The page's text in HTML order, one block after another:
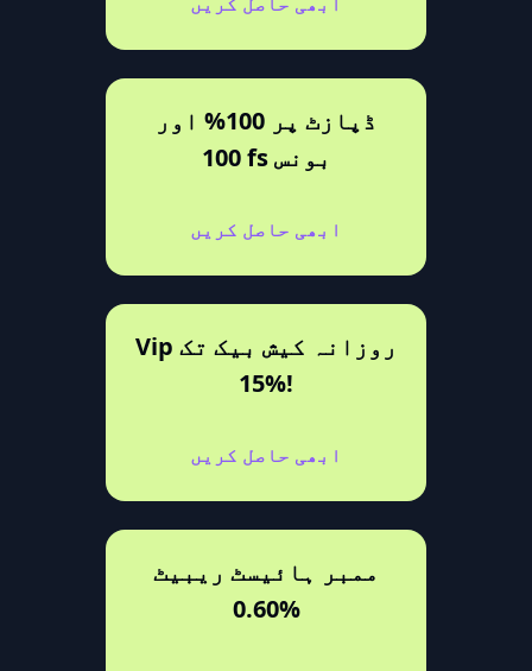
ڈپازٹ پر 100% اور
100 fs بونس
ابھی حاصل کریں
Vip روزانہ کیش بیک تک
15%!
ابھی حاصل کریں
ممبر ہائیسٹ ریبیٹ
0.60%